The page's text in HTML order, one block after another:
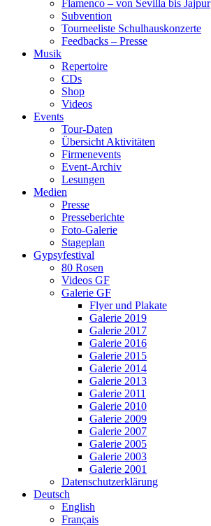
Flamenco – von Sevilla bis Jajpur
Subvention
Tourneeliste Schulhauskonzerte
Feedbacks – Presse
Musik
Repertoire
CDs
Shop
Videos
Events
Tour-Daten
Übersicht Aktivitäten
Firmenevents
Event-Archiv
Lesungen
Medien
Presse
Presseberichte
Foto-Galerie
Stageplan
Gypsyfestival
80 Rosen
Videos GF
Galerie GF
Flyer und Plakate
Galerie 2019
Galerie 2017
Galerie 2016
Galerie 2015
Galerie 2014
Galerie 2013
Galerie 2011
Galerie 2010
Galerie 2009
Galerie 2007
Galerie 2005
Galerie 2003
Galerie 2001
Datenschutzerklärung
Deutsch
English
Français